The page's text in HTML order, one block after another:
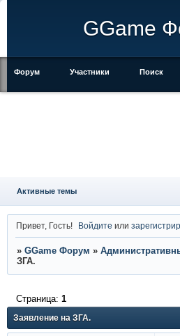
GGame
Форум Участники Поиск
Активные темы
Привет, Гость! Войдите или
» GGame Форум »
ЗГА.
Заявление на ЗГА.
Страница: 1